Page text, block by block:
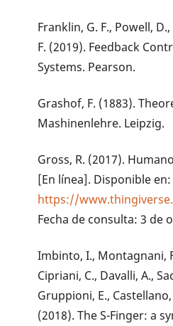
Franklin, G. F., Powell,
F. (2019). Feedback
Systems. Pearson.
Grashof, F. (1883).
Mashinenlehre. Leipzig.
Gross, R. (2017).
[En línea]. Disponible en:
https://
Fecha de consulta: 3 de
Imbinto, I., Montagnani,
Cipriani, C., Davalli, A.,
Gruppioni, E.,
(2018). The S-Finger: a